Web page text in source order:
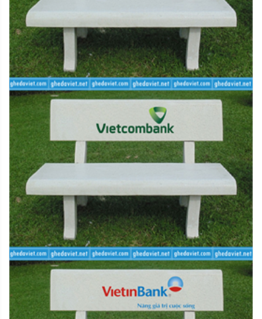
Khi quý khách gặp trục trặc với sản phẩm đặt mua của
chúng tôi, vui lòng thực hiện các bước sau đây:
- Bước 1: Kiểm tra lại sự nguyên vẹn của sản phẩm,
chụp lại ảnh sản phẩm xuất hiện lỗi
- Bước 2: Quý khách liên hệ với trung tâm chăm sóc
khách hàng của chúng tôi để được xác nhận
- Bước 3: Trong vòng 30 ngày kể từ ngày nhận hàng,
nếu quý khách được xác nhận từ trung tâm chăm sóc
khách hàng rằng sản phẩm bị lỗi kỹ thuật, quý khách vui
lòng truy cập ngay Hướng dẫn đổi trả hàng để bắt đầu
quy trình đổi trả hàng
3. Phương thức hoàn tiền
Tùy theo lí do hoàn trả sản phẩm kết quả đánh giá chất
lượng tại kho, chúng tôi sẽ có những phương thức hoàn
tiền với chi tiết như sau:
- Hoàn tiền bằng mã tiền điện tử dùng để mua sản
phẩm mới
- Đổi sản phẩm mới cùng loại
- Chuyển khoản qua ngân hàng theo thông tin của quý
khách cung cấp